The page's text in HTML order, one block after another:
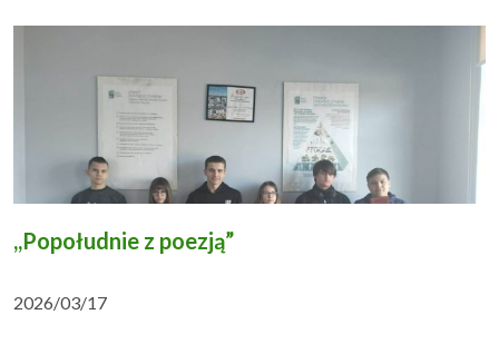
,,Popołudnie z poezją”
2026/03/17